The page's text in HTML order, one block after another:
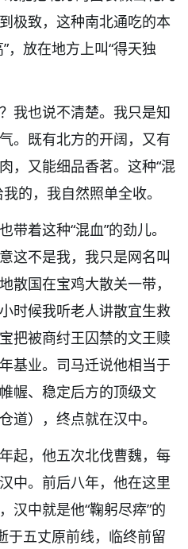
极致，这种南北通吃的本
”，放在地方上叫“得天独
我也说不清楚。我只是知
。既有北方的开阔，又有
，又能细品香茗。这种“混
的，我自然照单全收。
带着这种“混血”的劲儿。
这不是我，我只是网名叫
散国在宝鸡大散关一带，
时候我听老人讲散宜生救
把被商纣王囚禁的文王赎
基业。司马迁说他相当于
幄、 稳定后方的顶级文
道），终点就在汉中。
起，他五次北伐曹魏，每
中。前后八年，他在这里
汉中就是他“鞠躬尽瘁”的
于五丈原前线，临终前留